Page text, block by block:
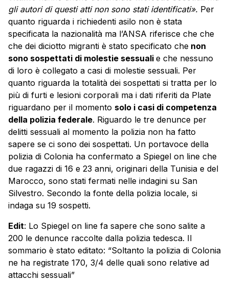
gli autori di questi atti non sono stati identificati». Per
quanto riguarda i richiedenti asilo non è stata
specificata la nazionalità ma l’ANSA riferisce che che
che dei diciotto migranti è stato specificato che non
sono sospettati di molestie sessuali e che nessuno
di loro è collegato a casi di molestie sessuali. Per
quanto riguarda la totalità dei sospettati si tratta per lo
più di furti e lesioni corporali ma i dati riferiti da Plate
riguardano per il momento solo i casi di competenza
della polizia federale. Riguardo le tre denunce per
delitti sessuali al momento la polizia non ha fatto
sapere se ci sono dei sospettati. Un portavoce della
polizia di Colonia ha confermato a Spiegel on line che
due ragazzi di 16 e 23 anni, originari della Tunisia e del
Marocco, sono stati fermati nelle indagini su San
Silvestro. Secondo la fonte della polizia locale, si
indaga su 19 sospetti.
Edit: Lo Spiegel on line fa sapere che sono salite a
200 le denunce raccolte dalla polizia tedesca. Il
sommario è stato editato: “Soltanto la polizia di Colonia
ne ha registrate 170, 3/4 delle quali sono relative ad
attacchi sessuali”